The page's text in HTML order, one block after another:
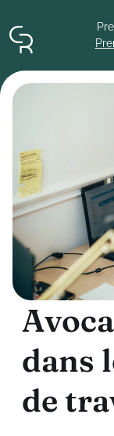
Avoca
dans l
de tra